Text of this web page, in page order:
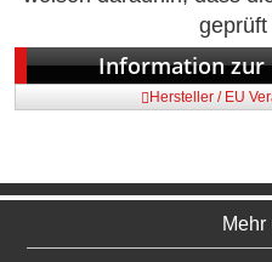
geprüft
Information zur
Hersteller / EU
Mehr